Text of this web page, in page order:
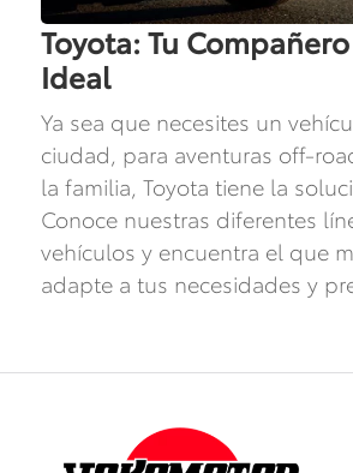
Toyota: Tu
Ideal
Ya sea que necesites un
ciudad, para aventuras off-
la familia, Toyota tiene la
Conoce nuestras diferentes
vehículos y encuentra el que
adapte a tus necesidades y